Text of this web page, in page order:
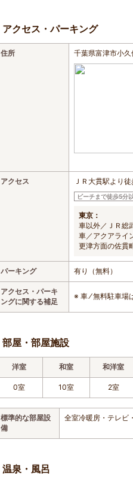
アクセス・パーキング
住所 千葉県富津市小久
アクセス ＪＲ大貫駅より
ビーチまで徒歩5分
東京：
車以外／ＪＲ総
車／アクアライ
更津方面の佐貫
パーキング 有り（無料）
アクセス・パーキ
ングに関する補足
※ 車 ⁄ 無料駐車場
部屋・部屋施設
洋室 和室 和洋室
0室 10室 2室
標準的な部屋設
備
全室冷暖房・テレビ
温泉・風呂